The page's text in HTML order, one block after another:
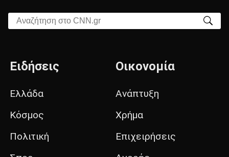
Αναζήτηση στο CNN.gr
Ειδήσεις
Ελλάδα
Κόσμος
Πολιτική
Οικονομία
Ανάπτυξη
Χρήμα
Επιχειρήσεις